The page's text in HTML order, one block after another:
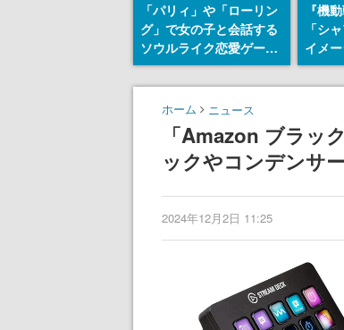
「パリィ」や「ローリン
グ」で女の子と会話する
ソウルライク恋愛ゲーム
『小早川さんはソウルラ
イク』無料公開。返事に
失敗すると「YOU
DIED」
『機
「シ
イメ
リー
には
どを
ホーム ニュース
「Amazon ブラッ
ックやコンデンサ
2024年12月2日 11:25